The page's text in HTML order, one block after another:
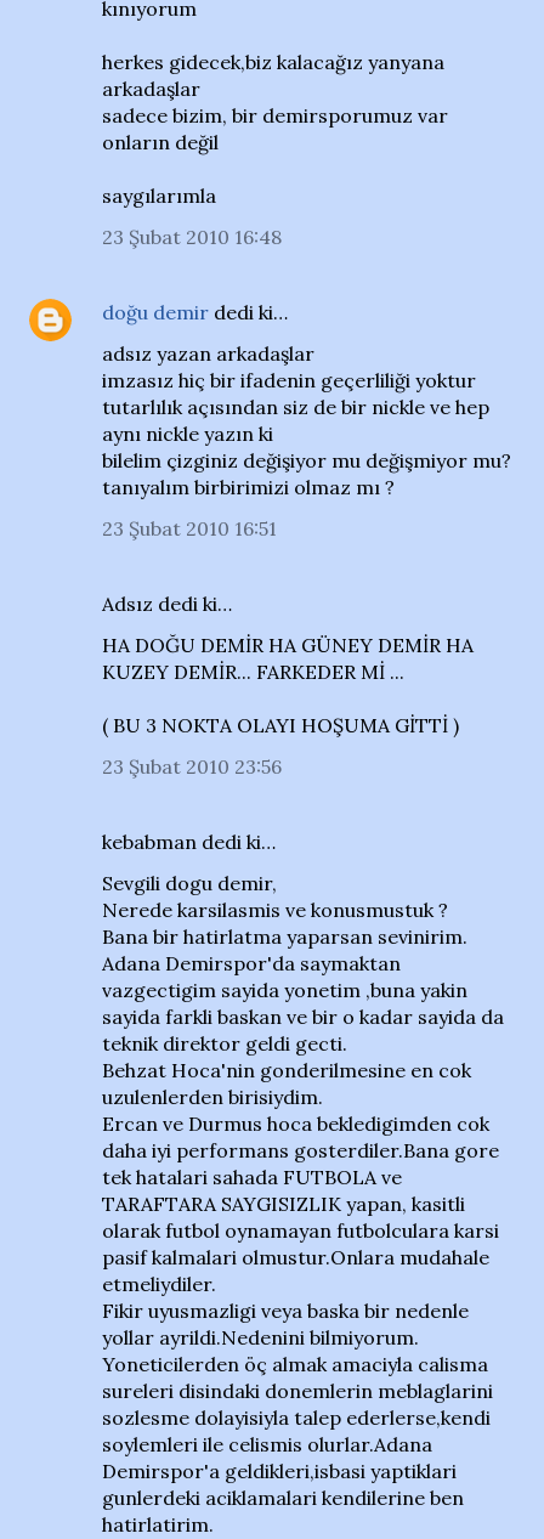
kınıyorum
herkes gidecek,biz kalacağız yanyana
arkadaşlar
sadece bizim, bir demirsporumuz var
onların değil
saygılarımla
23 Şubat 2010 16:48
doğu demir dedi ki…
adsız yazan arkadaşlar
imzasız hiç bir ifadenin geçerliliği yoktur
tutarlılık açısından siz de bir nickle ve hep
aynı nickle yazın ki
bilelim çizginiz değişiyor mu değişmiyor mu?
tanıyalım birbirimizi olmaz mı ?
23 Şubat 2010 16:51
Adsız dedi ki…
HA DOĞU DEMİR HA GÜNEY DEMİR HA
KUZEY DEMİR... FARKEDER Mİ ...
( BU 3 NOKTA OLAYI HOŞUMA GİTTİ )
23 Şubat 2010 23:56
kebabman dedi ki…
Sevgili dogu demir,
Nerede karsilasmis ve konusmustuk ?
Bana bir hatirlatma yaparsan sevinirim.
Adana Demirspor'da saymaktan
vazgectigim sayida yonetim ,buna yakin
sayida farkli baskan ve bir o kadar sayida da
teknik direktor geldi gecti.
Behzat Hoca'nin gonderilmesine en cok
uzulenlerden birisiydim.
Ercan ve Durmus hoca bekledigimden cok
daha iyi performans gosterdiler.Bana gore
tek hatalari sahada FUTBOLA ve
TARAFTARA SAYGISIZLIK yapan, kasitli
olarak futbol oynamayan futbolculara karsi
pasif kalmalari olmustur.Onlara mudahale
etmeliydiler.
Fikir uyusmazligi veya baska bir nedenle
yollar ayrildi.Nedenini bilmiyorum.
Yoneticilerden öç almak amaciyla calisma
sureleri disindaki donemlerin meblaglarini
sozlesme dolayisiyla talep ederlerse,kendi
soylemleri ile celismis olurlar.Adana
Demirspor'a geldikleri,isbasi yaptiklari
gunlerdeki aciklamalari kendilerine ben
hatirlatirim.